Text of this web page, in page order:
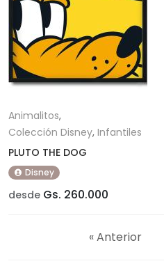
Animalitos,
Colección Disney, Infantiles
PLUTO THE DOG
Disney
desde Gs. 260.000
« Anterior